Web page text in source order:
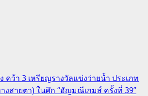
คว้า 3 เหรียญรางวัลแข่งว่ายน้ำ ประเภท
งสายตา) ในศึก “อัญมณีเกมส์ ครั้งที่ 39”